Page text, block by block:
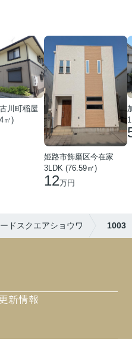
川町稲屋
㎡)
姫路市飾磨区今在家
3LDK (76.59㎡)
12万円
ドスクエアショウワ 1003
新情報